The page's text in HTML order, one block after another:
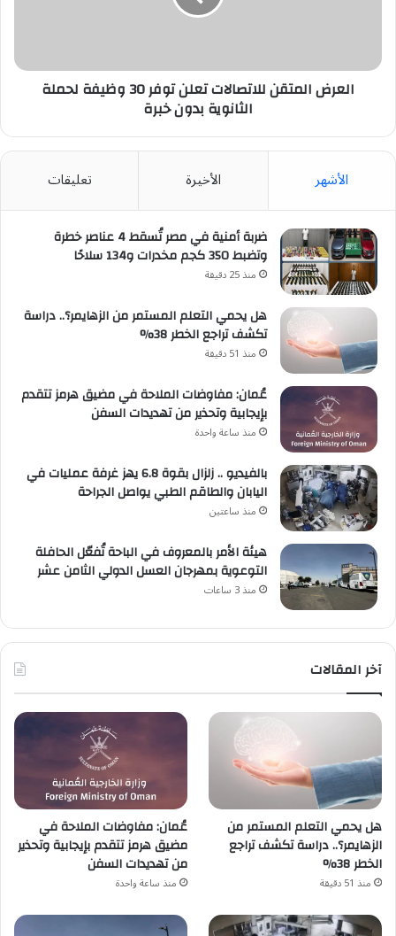
الثانوية
العرض المتقن للاتصالات تعلن توفر 30 وظيفة لحملة
الثانوية بدون خبرة
الأشهر الأخيرة تعليقات
ضربة أمنية في مصر تُسقط 4 عناصر خطرة
وتضبط 350 كجم مخدرات و134 سلاحًا
منذ 25 دقيقة
هل يحمي التعلم المستمر من الزهايمر؟.. دراسة
تكشف تراجع الخطر 38%
منذ 51 دقيقة
عُمان: مفاوضات الملاحة في مضيق هرمز تتقدم
بإيجابية وتحذير من تهديدات السفن
منذ ساعة واحدة
بالفيديو .. زلزال بقوة 6.8 يهز غرفة عمليات في
اليابان والطاقم الطبي يواصل الجراحة
منذ ساعتين
هيئة الأمر بالمعروف في الباحة تُفعّل الحافلة
التوعوية بمهرجان العسل الدولي الثامن عشر
منذ 3 ساعات
آخر المقالات
هل يحمي التعلم المستمر من
الزهايمر؟.. دراسة تكشف تراجع
الخطر 38%
منذ 51 دقيقة
عُمان: مفاوضات الملاحة في
مضيق هرمز تتقدم بإيجابية وتحذير
من تهديدات السفن
منذ ساعة واحدة